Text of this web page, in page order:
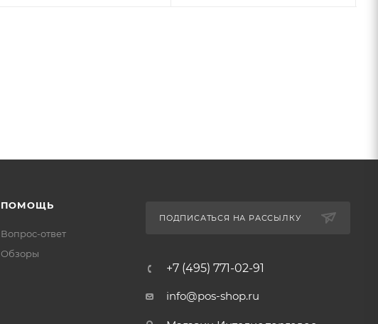
ПОМОЩЬ
Вопрос-ответ
Обзоры
ПОДПИСАТЬСЯ НА РАССЫЛКУ
+7 (495) 771-02-91
info@pos-shop.ru